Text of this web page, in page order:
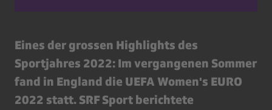
Eines der grossen Highlights des
Sportjahres 2022: Im vergangenen Sommer
fand in England die UEFA Women's EURO
2022 statt. SRF Sport berichtete